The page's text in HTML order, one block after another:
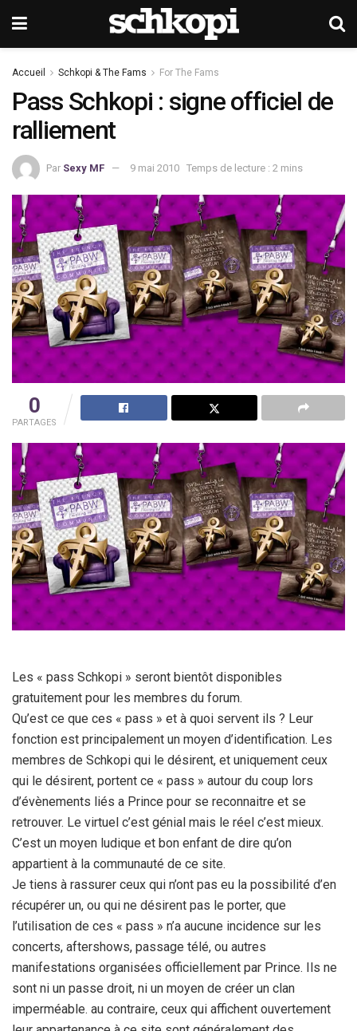
Accueil Schkopi & The Fams For The Fams
Pass Schkopi : signe officiel de
ralliement
Par Sexy MF 9 mai 2010 Temps de lecture : 2 mins
0
PARTAGES
Les « pass Schkopi » seront bientôt disponibles
gratuitement pour les membres du forum.
Qu’est ce que ces « pass » et à quoi servent ils ? Leur
fonction est principalement un moyen d’identification. Les
membres de Schkopi qui le désirent, et uniquement ceux
qui le désirent, portent ce « pass » autour du coup lors
d’évènements liés a Prince pour se reconnaitre et se
retrouver. Le virtuel c’est génial mais le réel c’est mieux.
C’est un moyen ludique et bon enfant de dire qu’on
appartient à la communauté de ce site.
Je tiens à rassurer ceux qui n’ont pas eu la possibilité d’en
récupérer un, ou qui ne désirent pas le porter, que
l’utilisation de ces « pass » n’a aucune incidence sur les
concerts, aftershows, passage télé, ou autres
manifestations organisées officiellement par Prince. Ils ne
sont ni un passe droit, ni un moyen de créer un clan
imperméable. au contraire, ceux qui affichent ouvertement